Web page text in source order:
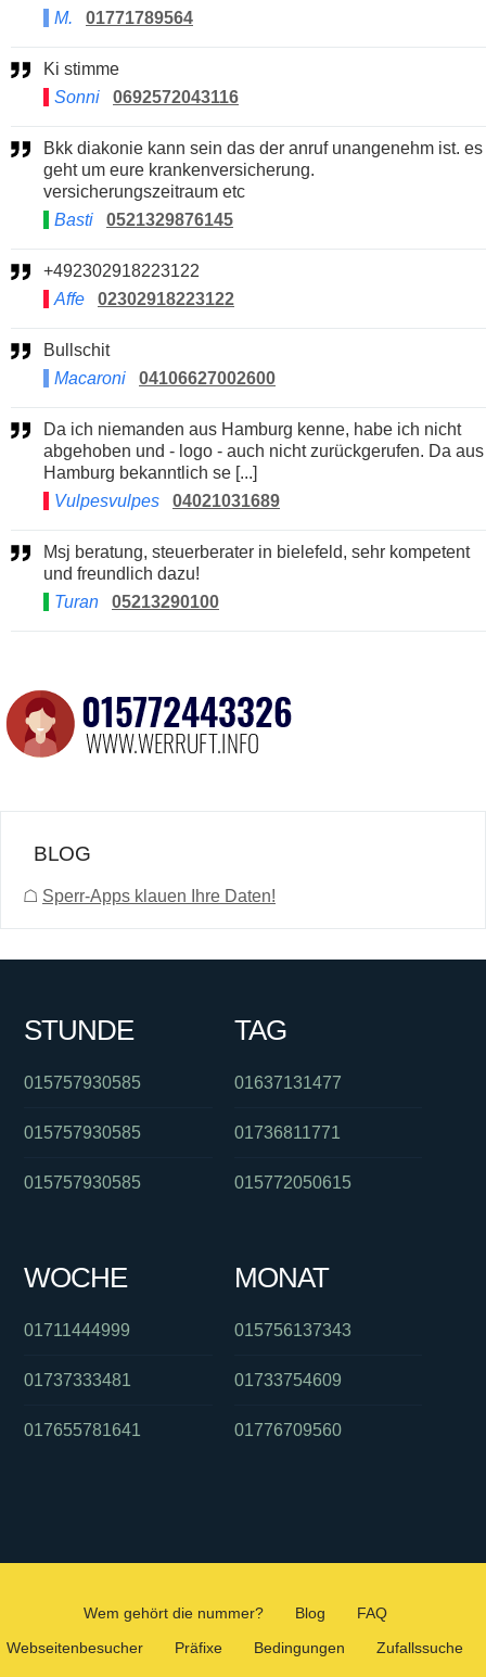
M.
01771789564
Ki stimme
Sonni
0692572043116
Bkk diakonie kann sein das der anruf unangenehm ist. es
geht um eure krankenversicherung.
versicherungszeitraum etc
Basti
0521329876145
+492302918223122
Affe
02302918223122
Bullschit
Macaroni
04106627002600
Da ich niemanden aus Hamburg kenne, habe ich nicht
abgehoben und - logo - auch nicht zurückgerufen. Da aus
Hamburg bekanntlich se [...]
Vulpesvulpes
04021031689
Msj beratung, steuerberater in bielefeld, sehr kompetent
und freundlich dazu!
Turan
05213290100
BLOG
☖ Sperr-Apps klauen Ihre Daten!
STUNDE
015757930585
015757930585
015757930585
TAG
01637131477
01736811771
015772050615
WOCHE
01711444999
01737333481
017655781641
MONAT
015756137343
01733754609
01776709560
Wem gehört die nummer? Blog
FAQ
Webseitenbesucher
Präfixe Bedingungen
Zufallssuche